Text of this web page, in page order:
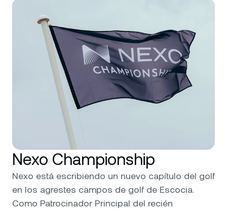
Nexo Championship
Nexo está escribiendo un nuevo capítulo del golf
en los agrestes campos de golf de Escocia.
Como Patrocinador Principal del recién